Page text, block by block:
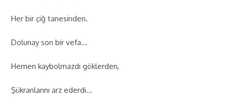
Her bir çiğ tanesinden.
Dolunay son bir vefa…
Hemen kaybolmazdı göklerden,
Şükranlarını arz ederdi…